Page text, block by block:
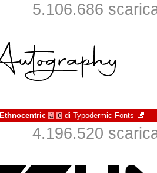
5.106.686
Ethnocentric à € di Typodermic Fonts
4.196.520